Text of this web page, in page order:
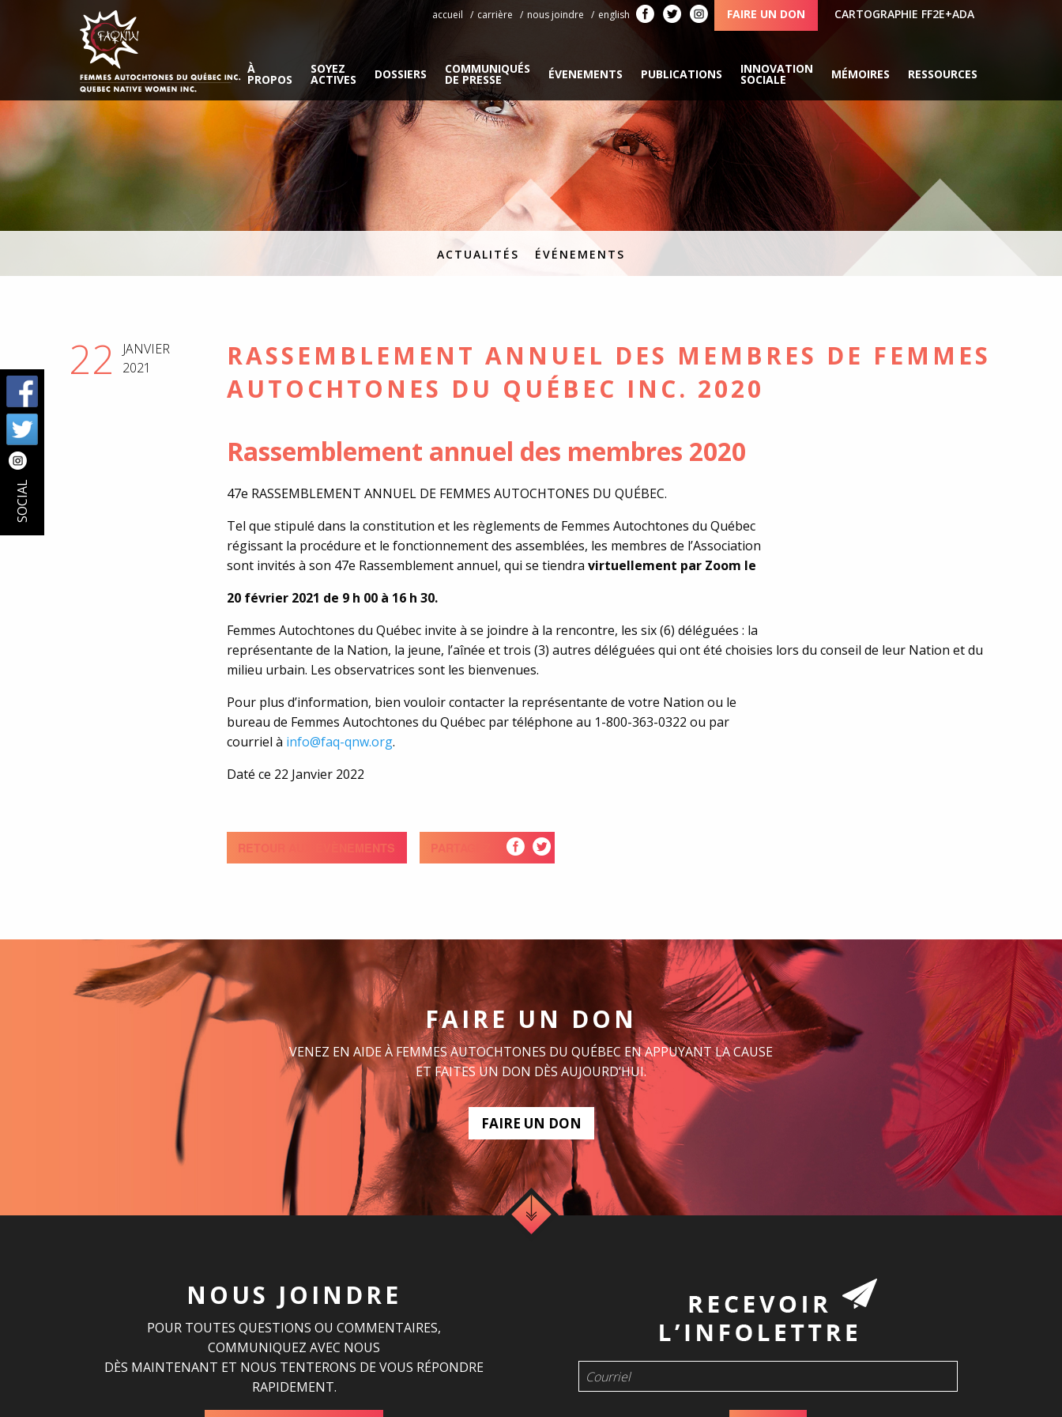
accueil carrière nous joindre english FAIRE UN DON CARTOGRAPHIE FF2E+ADA
À
PROPOS
SOYEZ
ACTIVES DOSSIERS COMMUNIQUÉS
DE PRESSE ÉVENEMENTS PUBLICATIONS INNOVATION
SOCIALE MÉMOIRES RESSOURCES
SOCIAL
ACTUALITÉS ÉVÉNEMENTS
22
JANVIER
2021
RASSEMBLEMENT ANNUEL DES MEMBRES DE FEMMES
AUTOCHTONES DU QUÉBEC INC. 2020
Rassemblement annuel des membres 2020
47e RASSEMBLEMENT ANNUEL DE FEMMES AUTOCHTONES DU QUÉBEC.
Tel que stipulé dans la constitution et les règlements de Femmes Autochtones du Québec
régissant la procédure et le fonctionnement des assemblées, les membres de l’Association
sont invités à son 47e Rassemblement annuel, qui se tiendravirtuellement par Zoom le
20 février 2021 de 9 h 00 à 16 h 30.
Femmes Autochtones du Québec invite à se joindre à la rencontre, les six (6) déléguées : la
représentante de la Nation, la jeune, l’aînée et trois (3) autres déléguées qui ont été choisies lors du conseil de leur Nation et du
milieu urbain. Les observatrices sont les bienvenues.
Pour plus d’information, bien vouloir contacter la représentante de votre Nation ou le
bureau de Femmes Autochtones du Québec par téléphone au 1-800-363-0322 ou par
courriel à info@faq-qnw.org.
Daté ce 22 Janvier 2022
RETOUR AUX ÉVÈNEMENTS PARTAGEZ
FAIRE UN DON
VENEZ EN AIDE À FEMMES AUTOCHTONES DU QUÉBEC EN APPUYANT LA CAUSE
ET FAITES UN DON DÈS AUJOURD’HUI.
FAIRE UN DON
NOUS JOINDRE
POUR TOUTES QUESTIONS OU COMMENTAIRES,
COMMUNIQUEZ AVEC NOUS
DÈS MAINTENANT ET NOUS TENTERONS DE VOUS RÉPONDRE
RAPIDEMENT.